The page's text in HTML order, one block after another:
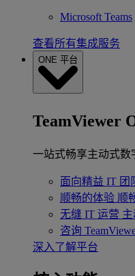
Microsoft Teams
查看所有集成服务
ONE 平台
TeamViewer
一站式畅享主动式数
面向精益 IT 团
顺畅的体验 顺
无缝 IT 运营
咨询
深入了解平台